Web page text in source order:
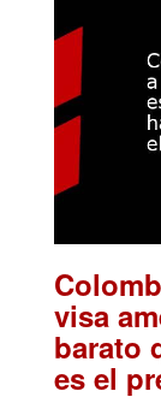
visa
barato
es el